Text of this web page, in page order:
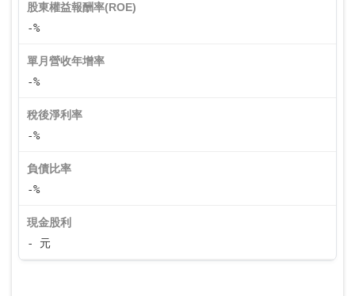
股東權益報酬率(ROE)
-%
單月營收年增率
-%
稅後淨利率
-%
負債比率
-%
現金股利
- 元